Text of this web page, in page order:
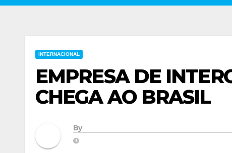
INTERNACIONAL
EMPRESA DE
CHEGA AO BRASIL
By